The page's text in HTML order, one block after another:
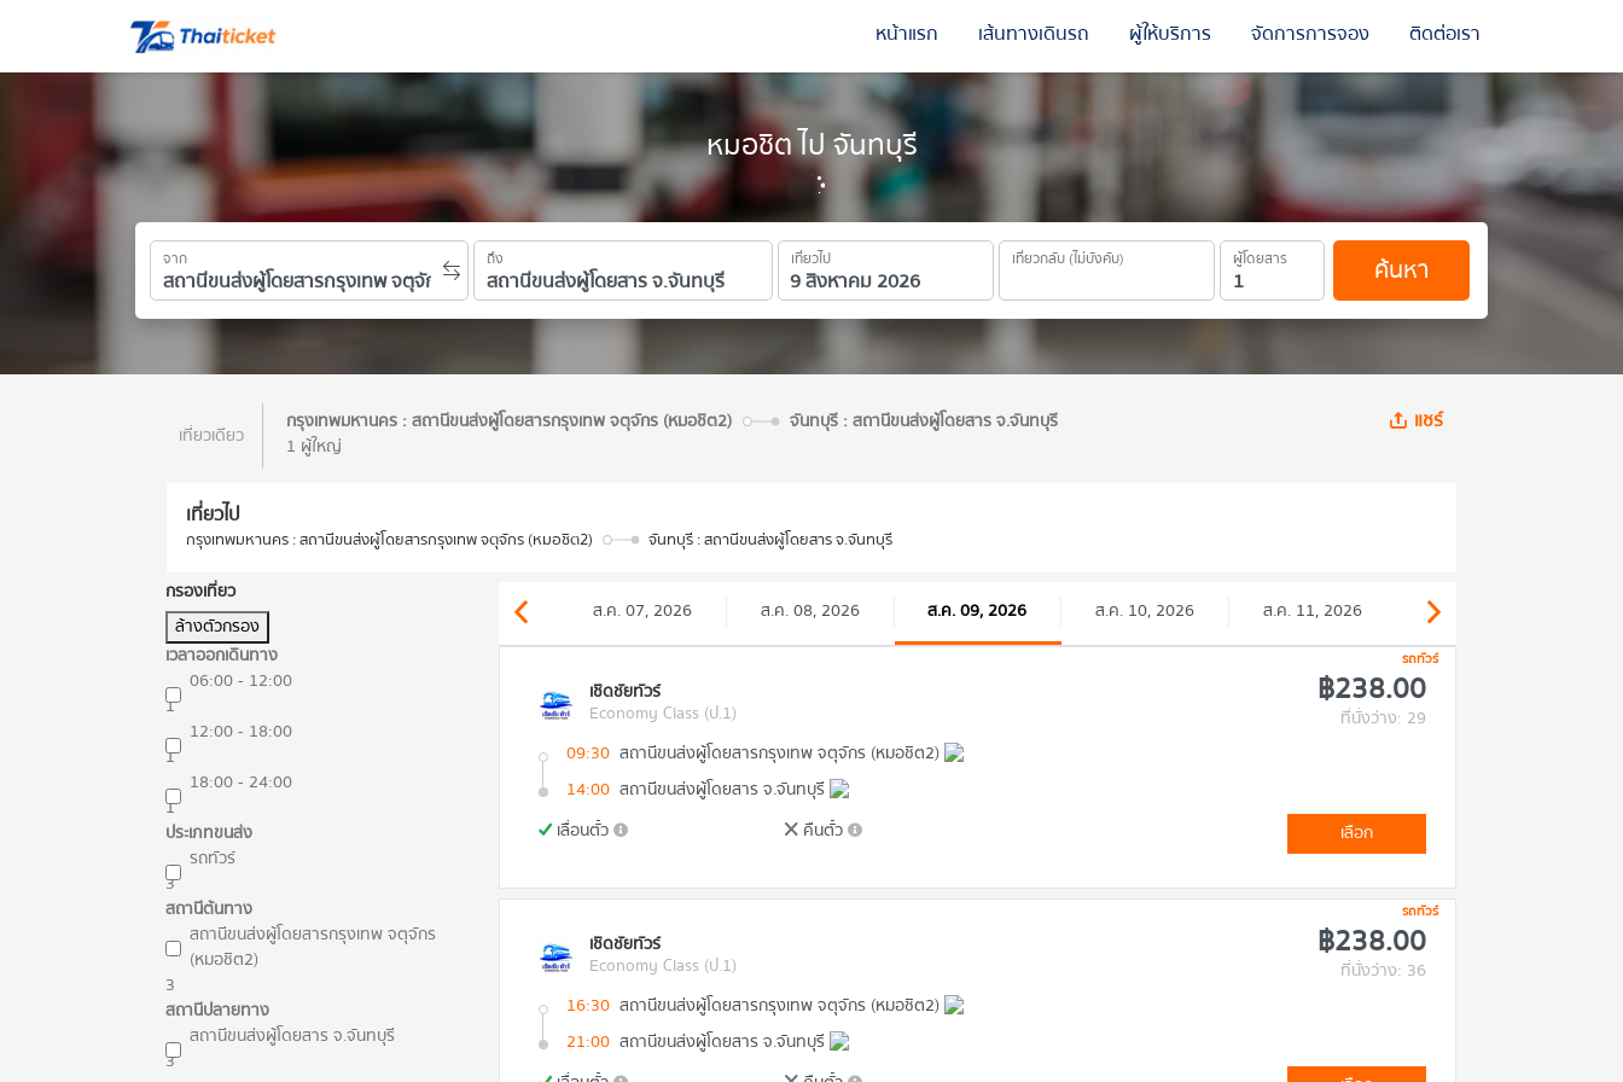
หมอชิต ไป จันทบุรี
จาก ถึง เที่ยวไป เที่ยวกลับ (ไม่บังคับ) ผู้โดยสาร ค้นหา
หน้าแรก เส้นทางเดินรถ ผู้ให้บริการ จัดการการจอง ติดต่อเรา
เที่ยวเดียว
กรุงเทพมหานคร : สถานีขนส่งผู้โดยสารกรุงเทพ จตุจักร (หมอชิต2)
จันทบุรี : สถานีขนส่งผู้โดยสาร จ.จันทบุรี
1 ผู้ใหญ่
แชร์
เที่ยวไป
กรุงเทพมหานคร : สถานีขนส่งผู้โดยสารกรุงเทพ จตุจักร (หมอชิต2) จันทบุรี : สถานีขนส่งผู้โดยสาร จ.จันทบุรี
กรองเที่ยว
ล้างตัวกรอง
เวลาออกเดินทาง
06:00 - 12:00
1
12:00 - 18:00
1
18:00 - 24:00
1
ประเภทขนส่ง
รถทัวร์
3
สถานีต้นทาง
สถานีขนส่งผู้โดยสารกรุงเทพ จตุจักร
(หมอชิต2)
3
สถานีปลายทาง
สถานีขนส่งผู้โดยสาร จ.จันทบุรี
3
ส.ค. 07, 2026 ส.ค. 08, 2026 ส.ค. 09, 2026 ส.ค. 10, 2026 ส.ค. 11, 2026
รถทัวร์
เชิดชัยทัวร์
Economy Class (ป.1)
฿238.00
ที่นั่งว่าง: 29
09:30 สถานีขนส่งผู้โดยสารกรุงเทพ จตุจักร (หมอชิต2)
14:00 สถานีขนส่งผู้โดยสาร จ.จันทบุรี
เลื่อนตั๋ว
คืนตั๋ว เลือก
รถทัวร์
เชิดชัยทัวร์
Economy Class (ป.1)
฿238.00
ที่นั่งว่าง: 36
16:30 สถานีขนส่งผู้โดยสารกรุงเทพ จตุจักร (หมอชิต2)
21:00 สถานีขนส่งผู้โดยสาร จ.จันทบุรี